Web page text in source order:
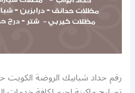
رقم حداد شبابيك الروضة